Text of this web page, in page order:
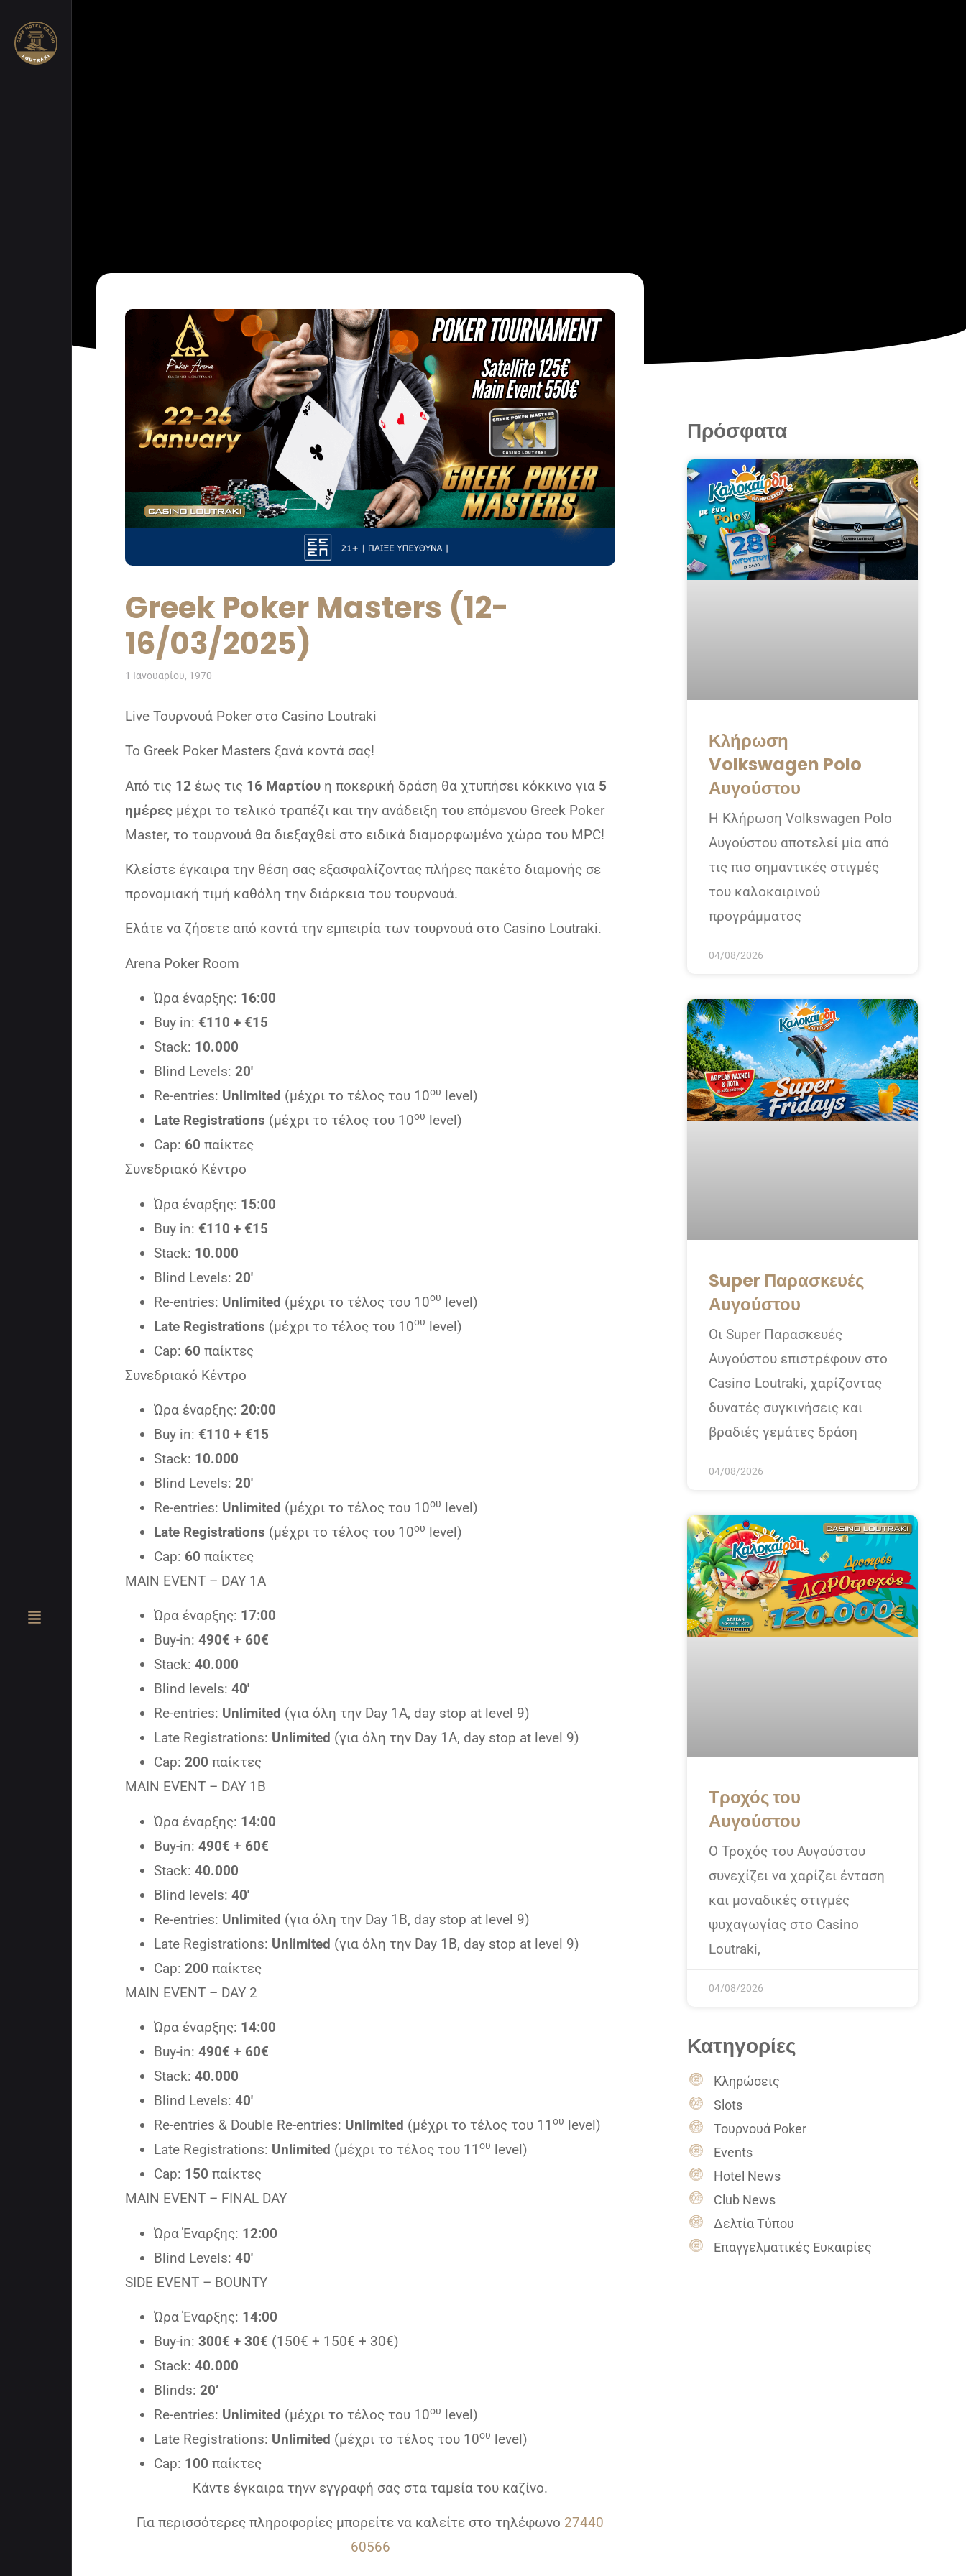
Greek Poker Masters (12-
16/03/2025)
1 Ιανουαρίου, 1970
Live Τουρνουά Poker στο Casino Loutraki
Το Greek Poker Masters ξανά κοντά σας!
Από τις 12 έως τις 16 Μαρτίου η ποκερική δράση θα χτυπήσει κόκκινο για 5
ημέρες μέχρι το τελικό τραπέζι και την ανάδειξη του επόμενου Greek Poker
Master, το τουρνουά θα διεξαχθεί στο ειδικά διαμορφωμένο χώρο του MPC!
Κλείστε έγκαιρα την θέση σας εξασφαλίζοντας πλήρες πακέτο διαμονής σε
προνομιακή τιμή καθόλη την διάρκεια του τουρνουά.
Ελάτε να ζήσετε από κοντά την εμπειρία των τουρνουά στο Casino Loutraki.
Arena Poker Room
Ώρα έναρξης: 16:00
Buy in:€110 + €15
Stack: 10.000
Blind Levels:20′
Re-entries: Unlimited (μέχρι το τέλος του 10ου level)
Late Registrations (μέχρι το τέλος του 10ου level)
Cap: 60 παίκτες
Συνεδριακό Κέντρο
Ώρα έναρξης: 15:00
Buy in:€110 + €15
Stack: 10.000
Blind Levels:20′
Re-entries: Unlimited (μέχρι το τέλος του 10ου level)
Late Registrations (μέχρι το τέλος του 10ου level)
Cap: 60 παίκτες
Συνεδριακό Κέντρο
Ώρα έναρξης:20:00
Buy in:€110 +€15
Stack: 10.000
Blind Levels:20′
Re-entries: Unlimited (μέχρι το τέλος του 10ου level)
Late Registrations (μέχρι το τέλος του 10ου level)
Cap: 60 παίκτες
MAIN EVENT – DAY 1A
Ώρα έναρξης: 17:00
Buy-in:490€+ 60€
Stack:40.000
Blind levels:40′
Re-entries: Unlimited (για όλη την Day 1A, day stop at level 9)
Late Registrations: Unlimited (για όλη την Day 1A, day stop at level 9)
Cap:200παίκτες
MAIN EVENT – DAY 1B
Ώρα έναρξης: 14:00
Buy-in:490€+ 60€
Stack:40.000
Blind levels:40′
Re-entries: Unlimited (για όλη την Day 1B, day stop at level 9)
Late Registrations: Unlimited (για όλη την Day 1B, day stop at level 9)
Cap:200 παίκτες
MAIN EVENT – DAY 2
Ώρα έναρξης: 14:00
Buy-in:490€+ 60€
Stack:40.000
Blind Levels:40′
Re-entries & Double Re-entries: Unlimited (μέχρι το τέλος του 11ου level)
Late Registrations: Unlimited (μέχρι το τέλος του 11ου level)
Cap: 150παίκτες
MAIN EVENT – FINAL DAY
Ώρα Έναρξης: 12:00
Blind Levels:40′
SIDE EVENT – BOUNTY
Ώρα Έναρξης: 14:00
Buy-in:300€ + 30€ (150€ + 150€ + 30€)
Stack:40.000
Blinds:20’
Re-entries: Unlimited (μέχρι το τέλος του 10ου level)
Late Registrations: Unlimited (μέχρι το τέλος του 10ου level)
Cap: 100παίκτες
Κάντε έγκαιρα τηνν εγγραφή σας στα ταμεία του καζίνο.
Για περισσότερες πληροφορίες μπορείτε να καλείτε στο τηλέφωνο 27440
60566
Πρόσφατα
Κλήρωση
Volkswagen Polo
Αυγούστου
Η Κλήρωση Volkswagen Polo
Αυγούστου αποτελεί μία από
τις πιο σημαντικές στιγμές
του καλοκαιρινού
προγράμματος
04/08/2026
Super Παρασκευές
Αυγούστου
Οι Super Παρασκευές
Αυγούστου επιστρέφουν στο
Casino Loutraki, χαρίζοντας
δυνατές συγκινήσεις και
βραδιές γεμάτες δράση
04/08/2026
Τροχός του
Αυγούστου
Ο Τροχός του Αυγούστου
συνεχίζει να χαρίζει ένταση
και μοναδικές στιγμές
ψυχαγωγίας στο Casino
Loutraki,
04/08/2026
Κατηγορίες
Κληρώσεις
Slots
Τουρνουά Poker
Events
Hotel News
Club News
Δελτία Τύπου
Επαγγελματικές Ευκαιρίες